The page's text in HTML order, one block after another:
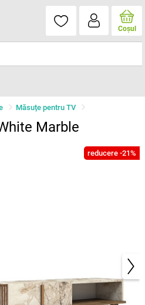
Coşul
Măsuțe pentru TV
Marble
reducere -21%